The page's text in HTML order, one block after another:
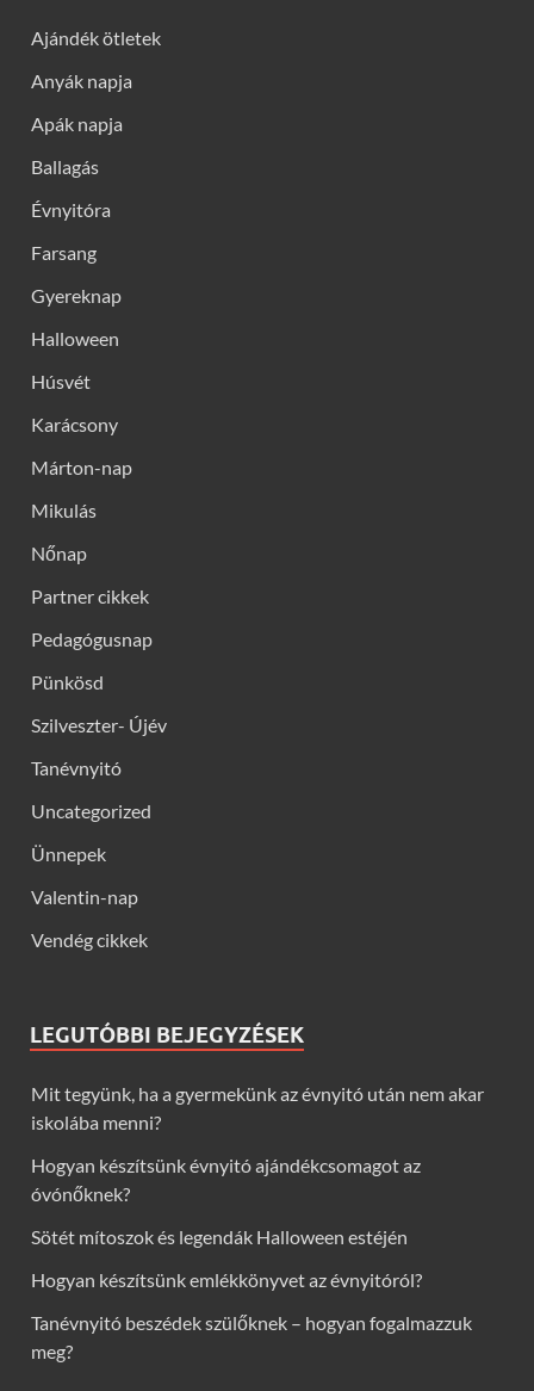
Ajándék ötletek
Anyák napja
Apák napja
Ballagás
Évnyitóra
Farsang
Gyereknap
Halloween
Húsvét
Karácsony
Márton-nap
Mikulás
Nőnap
Partner cikkek
Pedagógusnap
Pünkösd
Szilveszter- Újév
Tanévnyitó
Uncategorized
Ünnepek
Valentin-nap
Vendég cikkek
LEGUTÓBBI BEJEGYZÉSEK
Mit tegyünk, ha a gyermekünk az évnyitó után nem akar
iskolába menni?
Hogyan készítsünk évnyitó ajándékcsomagot az
óvónőknek?
Sötét mítoszok és legendák Halloween estéjén
Hogyan készítsünk emlékkönyvet az évnyitóról?
Tanévnyitó beszédek szülőknek – hogyan fogalmazzuk
meg?